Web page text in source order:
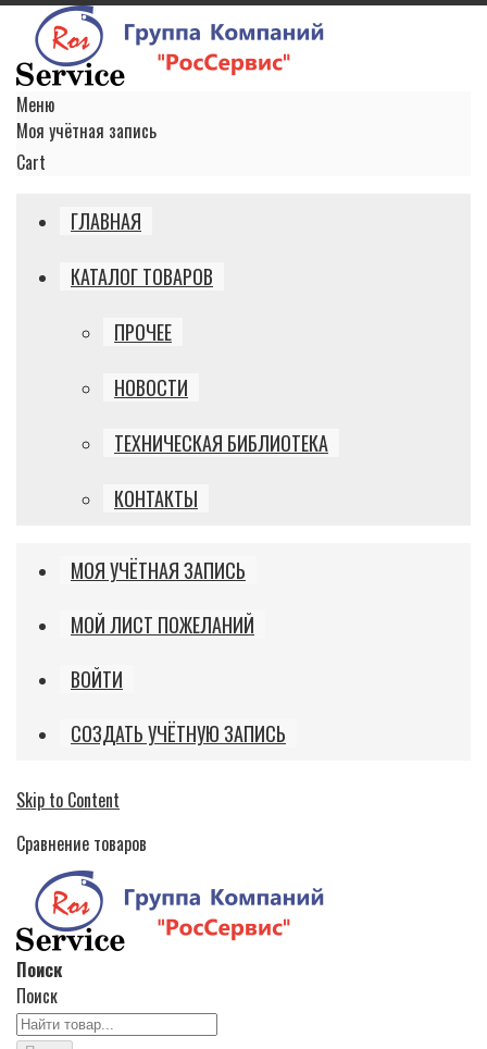
Меню
Моя учётная запись
Cart
ГЛАВНАЯ
КАТАЛОГ ТОВАРОВ
ПРОЧЕЕ
НОВОСТИ
ТЕХНИЧЕСКАЯ БИБЛИОТЕКА
КОНТАКТЫ
МОЯ УЧЁТНАЯ ЗАПИСЬ
МОЙ ЛИСТ ПОЖЕЛАНИЙ
ВОЙТИ
СОЗДАТЬ УЧЁТНУЮ ЗАПИСЬ
Skip to Content
Сравнение товаров
Поиск
Поиск